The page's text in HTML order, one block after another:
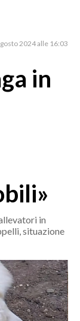
2024 alle 16:03
in
in
situazione